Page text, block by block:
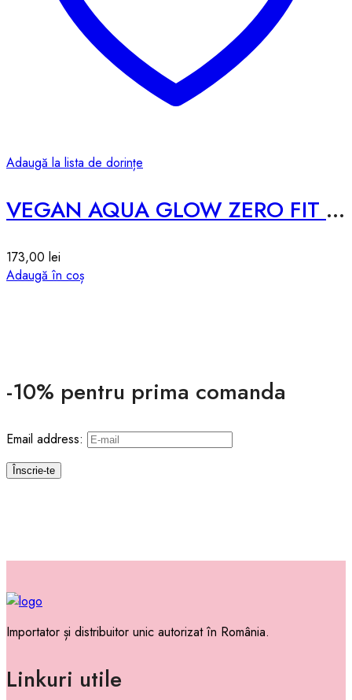
Adaugă la lista de dorințe
VEGAN AQUA GLOW ZERO FIT CUSHION SPF50 – # 3 BEIGE – 12g
173,00 lei
Adaugă în coș
-10% pentru prima comanda
Email address:
Importator și distribuitor unic autorizat în România.
Linkuri utile